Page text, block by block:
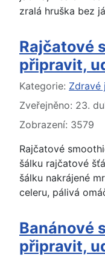
zralá hruška bez
Rajčatové
připravit,
Základní údaje
Kategorie: Zdravé
Zveřejněno: 23.
Zobrazení: 3579
Rajčatové
šálku rajčatové
šálku nakrájené
celeru, pálivá
Banánové
připravit,